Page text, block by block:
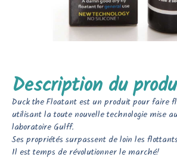
Description du
Duck the Floatant est un produit pour faire
utilisant la toute nouvelle technologie mise
laboratoire Gulff.
Ses propriétés surpassent de loin les
Il est temps de révolutionner le marché!